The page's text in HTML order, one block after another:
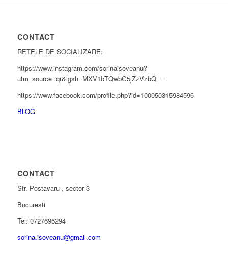
CONTACT
RETELE DE SOCIALIZARE:
https://www.instagram.com/sorinaisoveanu?
utm_source=qr&igsh=MXV1bTQwbG5jZzVzbQ==
https://www.facebook.com/profile.php?id=100050315984596
BLOG
CONTACT
Str. Postavaru , sector 3
Bucuresti
Tel: 0727696294
sorina.isoveanu@gmail.com